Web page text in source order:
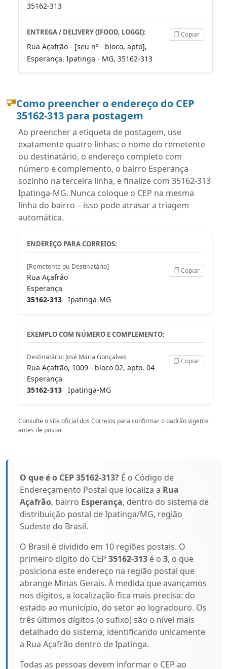
35162-313
ENTREGA / DELIVERY (IFOOD, LOGGI):
Rua Açafrão - [seu nº - bloco, apto],
Esperança, Ipatinga - MG, 35162-313
Copiar
Como preencher o endereço do CEP
35162-313 para postagem
Ao preencher a etiqueta de postagem, use
exatamente quatro linhas: o nome do remetente
ou destinatário, o endereço completo com
número e complemento, o bairro Esperança
sozinho na terceira linha, e finalize com 35162-313
Ipatinga-MG. Nunca coloque o CEP na mesma
linha do bairro – isso pode atrasar a triagem
automática.
ENDEREÇO PARA CORREIOS:
[Remetente ou Destinatário]
Rua Açafrão
Esperança
35162-313 Ipatinga-MG
Copiar
EXEMPLO COM NÚMERO E COMPLEMENTO:
Destinatário: José Maria Gonçalves
Rua Açafrão, 1009 - bloco 02, apto. 04
Esperança
35162-313 Ipatinga-MG
Copiar
Consulte osite oficial dos Correios para confirmar o padrão vigente
antes de postar.
O que é o CEP 35162-313? É o Código de
Endereçamento Postal que localiza a Rua
Açafrão, bairro Esperança, dentro do sistema de
distribuição postal de Ipatinga/MG, região
Sudeste do Brasil.
O Brasil é dividido em 10 regiões postais. O
primeiro dígito do CEP 35162-313 é o 3, o que
posiciona este endereço na região postal que
abrange Minas Gerais. À medida que avançamos
nos dígitos, a localização fica mais precisa: do
estado ao município, do setor ao logradouro. Os
três últimos dígitos (o sufixo) são o nível mais
detalhado do sistema, identificando unicamente
a Rua Açafrão dentro de Ipatinga.
Todas as pessoas devem informar o CEP ao